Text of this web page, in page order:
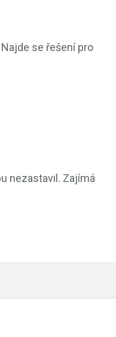
se řešení pro
nezastavil. Zajímá